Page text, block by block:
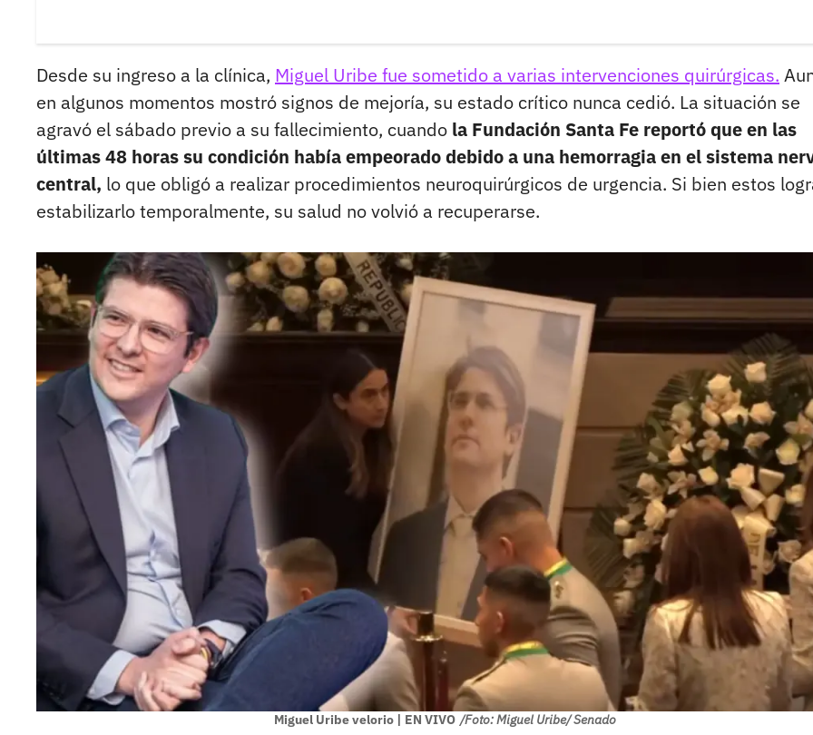
Desde su ingreso a la clínica, Miguel Uribe fue sometido a varias intervenciones quirúrgicas.
en algunos momentos mostró signos de mejoría, su estado crítico nunca cedió. La situación se
agravó el sábado previo a su fallecimiento, cuando la Fundación Santa Fe reportó que en las
últimas 48 horas su condición había empeorado debido a una hemorragia en el sistema
central, lo que obligó a realizar procedimientos neuroquirúrgicos de urgencia. Si bien estos
estabilizarlo temporalmente, su salud no volvió a recuperarse.
Miguel Uribe velorio | EN VIVO /Foto: Miguel Uribe/ Senado